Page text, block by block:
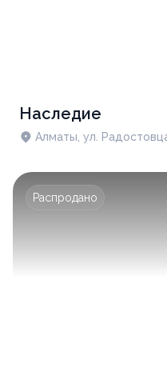
Наследие
Алматы, ул.
Распродано